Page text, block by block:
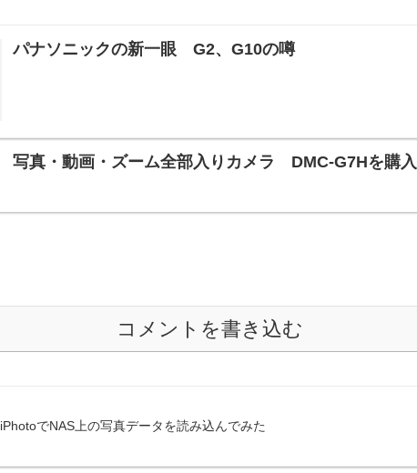
パナソニックの新一眼 G2、G10の噂
写真・動画・ズーム全部入りカメラ DMC-G7Hを購入
コメントを書き込む
iPhotoでNAS上の写真データを読み込んでみた